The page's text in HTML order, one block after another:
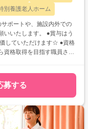
別養護老人ホーム
ポートや、施設内外での
いいたします。 ●賞与はう
していただけます☆ ●資格
資格取得を目指す職員さん
募する